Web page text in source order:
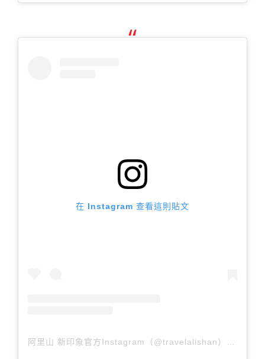
在 Instagram 查看這則貼文
阿里山 新印象官方Instagram（@travelalishan）分享的貼文